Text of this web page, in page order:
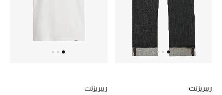
العودة إلى المدرسة
تسوقوا التشكيلة
ريبريزنت
ريبريزنت